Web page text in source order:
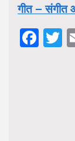
गीत – संगीत